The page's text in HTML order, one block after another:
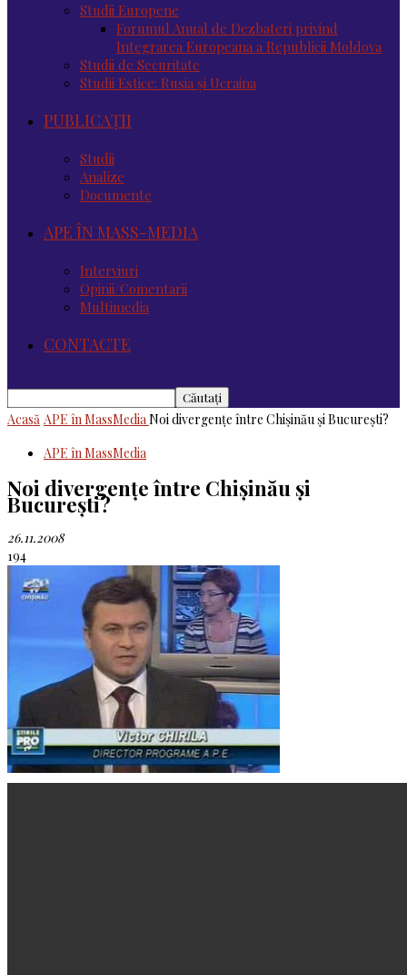
Studii Europene
Forumul Anual de Dezbateri privind
Integrarea Europeana a Republicii Moldova
Studii de Securitate
Studii Estice: Rusia și Ucraina
PUBLICAȚII
Studii
Analize
Documente
APE ÎN MASS-MEDIA
Interviuri
Opinii/Comentarii
Multimedia
CONTACTE
Acasă APE în MassMediaNoi divergențe între Chișinău și București?
APE în MassMedia
Noi divergențe între Chișinău și
București?
26.11.2008
194